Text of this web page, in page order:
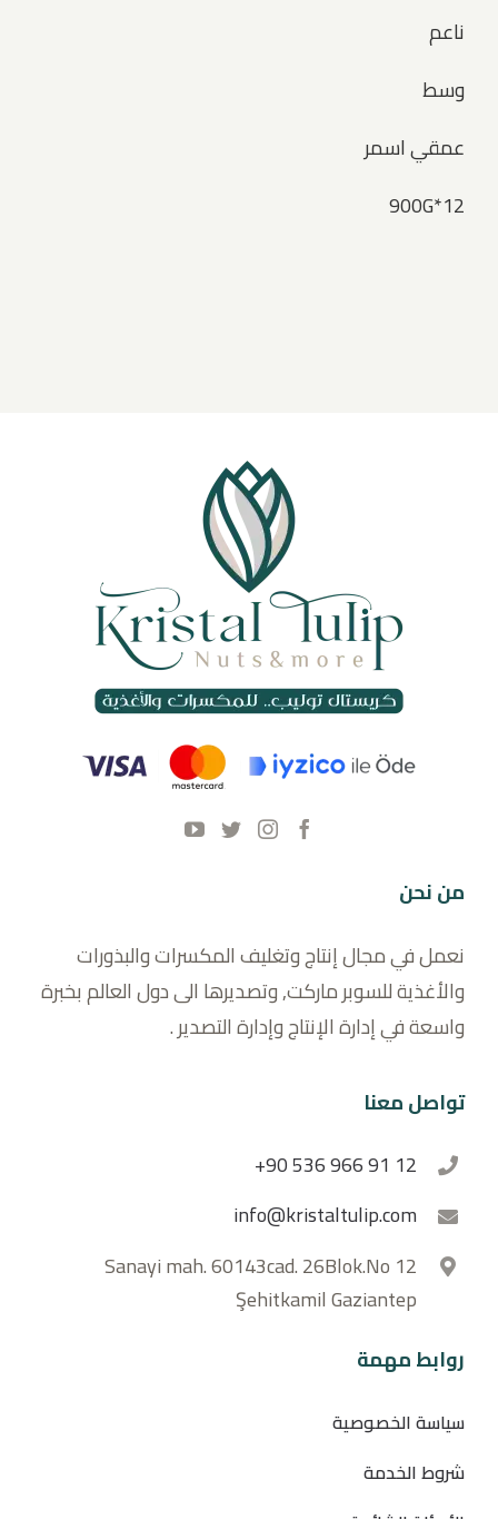
ناعم
وسط
عمقي اسمر
900G*12
من نحن
نعمل في مجال إنتاج وتغليف المكسرات والبذورات
والأغذية للسوبر ماركت, وتصديرها الى دول العالم بخبرة
واسعة في إدارة الإنتاج وإدارة التصدير .
تواصل معنا
+90 536 966 91 12
info@kristaltulip.com
Sanayi mah. 60143cad. 26Blok.No 12
Şehitkamil Gaziantep
روابط مهمة
سياسة الخصوصية
شروط الخدمة